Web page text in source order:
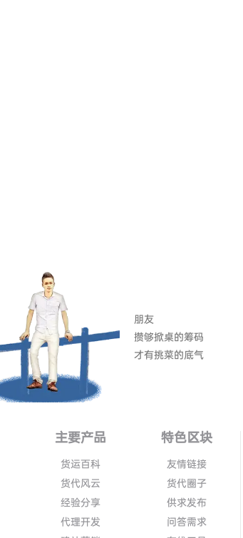
朋友
攒够掀桌的筹码
才有挑菜的底气
主要产品
货运百科
货代风云
经验分享
代理开发
特色区块
友情链接
货代圈子
供求发布
问答需求